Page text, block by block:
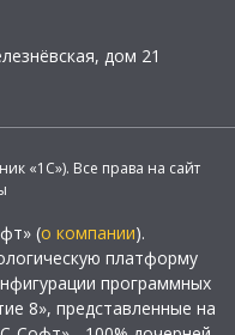
дом 21
«1С»). Все права на сайт
(о компании).
платформу
программных
8», представленные на